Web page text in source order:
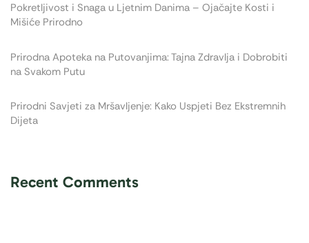
Pokretljivost i Snaga u Ljetnim Danima – Ojačajte Kosti i
Mišiće Prirodno
Prirodna Apoteka na Putovanjima: Tajna Zdravlja i Dobrobiti
na Svakom Putu
Prirodni Savjeti za Mršavljenje: Kako Uspjeti Bez Ekstremnih
Dijeta
Recent Comments